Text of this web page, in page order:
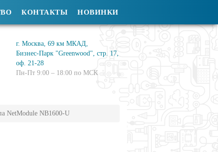
КОНТАКТЫ НОВИНКИ
г. Москва, 69 км МКАД,
Бизнес-Парк "Greenwood", стр. 17,
оф. 21-28
Пн-Пт 9:00 – 18:00 по МСК
NetModule NB1600-U